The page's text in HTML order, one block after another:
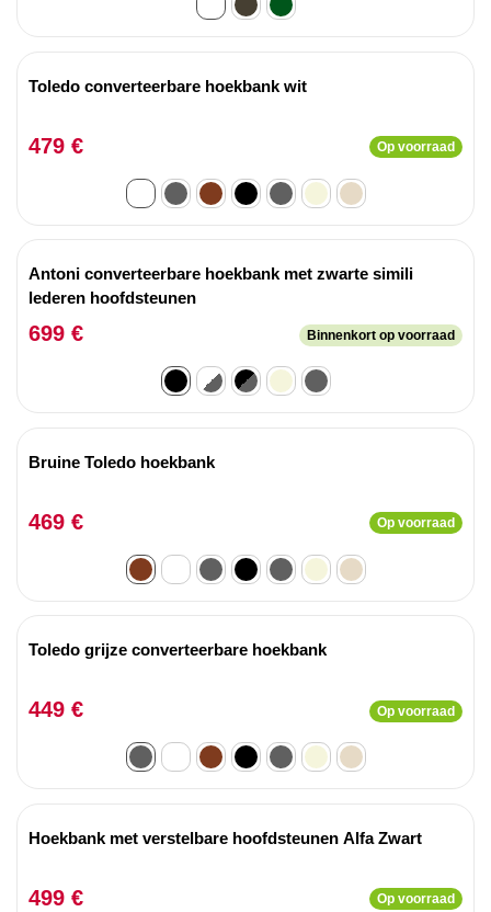
Toledo converteerbare hoekbank wit
479 € Op voorraad
Antoni converteerbare hoekbank met zwarte simili
lederen hoofdsteunen
699 € Binnenkort op voorraad
Bruine Toledo hoekbank
469 € Op voorraad
Toledo grijze converteerbare hoekbank
449 € Op voorraad
Hoekbank met verstelbare hoofdsteunen Alfa Zwart
499 € Op voorraad